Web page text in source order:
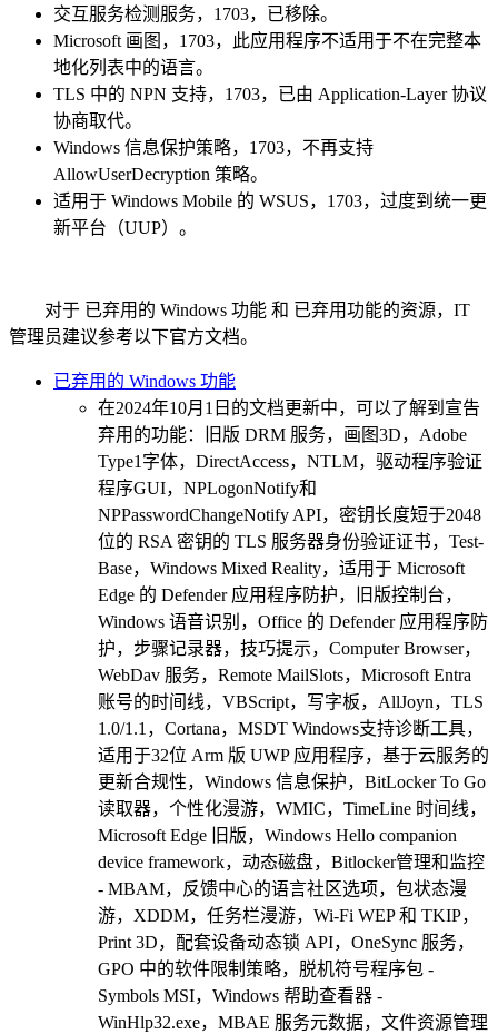
交互服务检测服务，1703，已移除。
Microsoft 画图，1703，此应用程序不适用于不在完整本
地化列表中的语言。
TLS 中的 NPN 支持，1703，已由 Application-Layer 协议
协商取代。
Windows 信息保护策略，1703，不再支持
AllowUserDecryption 策略。
适用于 Windows Mobile 的 WSUS，1703，过度到统一更
新平台（UUP）。
对于 已弃用的 Windows 功能 和 已弃用功能的资源，IT
管理员建议参考以下官方文档。
已弃用的 Windows 功能
在2024年10月1日的文档更新中，可以了解到宣告
弃用的功能：旧版 DRM 服务，画图3D，Adobe
Type1字体，DirectAccess，NTLM，驱动程序验证
程序GUI，NPLogonNotify和
NPPasswordChangeNotify API，密钥长度短于2048
位的 RSA 密钥的 TLS 服务器身份验证证书，Test-
Base，Windows Mixed Reality，适用于 Microsoft
Edge 的 Defender 应用程序防护，旧版控制台，
Windows 语音识别，Office 的 Defender 应用程序防
护，步骤记录器，技巧提示，Computer Browser，
WebDav 服务，Remote MailSlots，Microsoft Entra
账号的时间线，VBScript，写字板，AllJoyn，TLS
1.0/1.1，Cortana，MSDT Windows支持诊断工具，
适用于32位 Arm 版 UWP 应用程序，基于云服务的
更新合规性，Windows 信息保护，BitLocker To Go
读取器，个性化漫游，WMIC，TimeLine 时间线，
Microsoft Edge 旧版，Windows Hello companion
device framework，动态磁盘，Bitlocker管理和监控
- MBAM，反馈中心的语言社区选项，包状态漫
游，XDDM，任务栏漫游，Wi-Fi WEP 和 TKIP，
Print 3D，配套设备动态锁 API，OneSync 服务，
GPO 中的软件限制策略，脱机符号程序包 -
Symbols MSI，Windows 帮助查看器 -
WinHlp32.exe，MBAE 服务元数据，文件资源管理